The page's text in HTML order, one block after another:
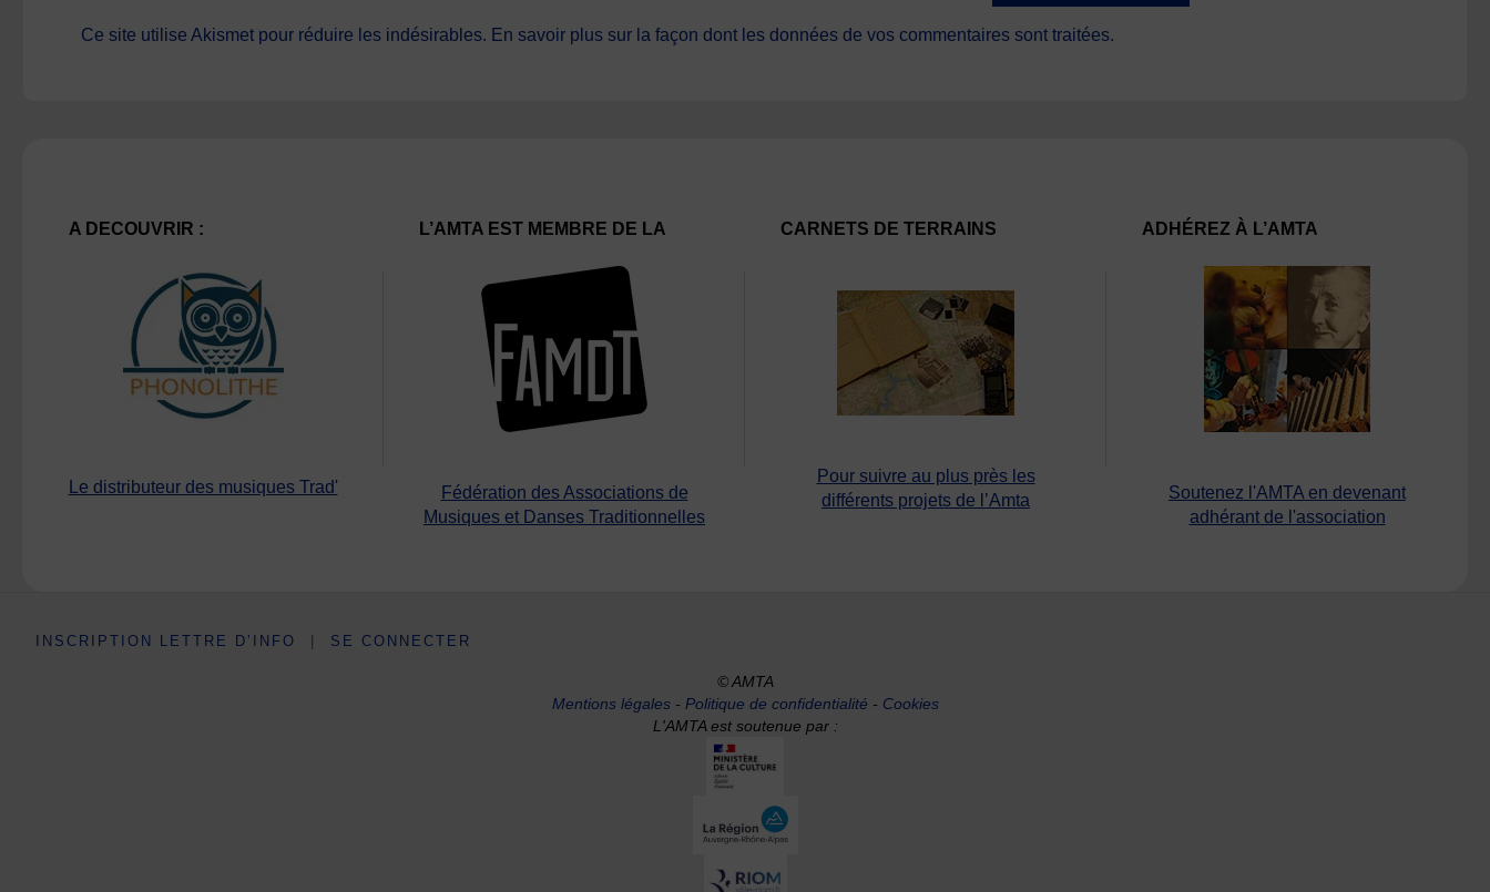
Ce site utilise Akismet pour réduire les indésirables. En savoir plus sur la façon dont les données de vos commentaires sont traitées.
A DECOUVRIR :
Le distributeur des musiques Trad'
L’AMTA EST MEMBRE DE LA
Fédération des Associations de
Musiques et Danses Traditionnelles
CARNETS DE TERRAINS
Pour suivre au plus près les
différents projets de l’Amta
ADHÉREZ À L’AMTA
Soutenez l'AMTA en devenant
adhérant de l'association
INSCRIPTION LETTRE D’INFO | SE CONNECTER
© AMTA
Mentions légales- Politique de confidentialité - Cookies
L'AMTA est soutenue par :